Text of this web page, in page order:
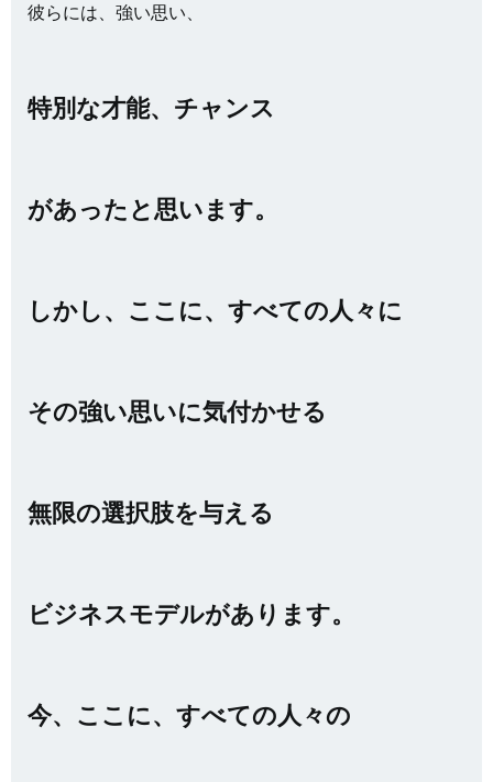
彼らには、強い思い、
特別な才能、チャンス
があったと思います。
しかし、ここに、すべての人々に
その強い思いに気付かせる
無限の選択肢を与える
ビジネスモデルがあります。
今、ここに、すべての人々の